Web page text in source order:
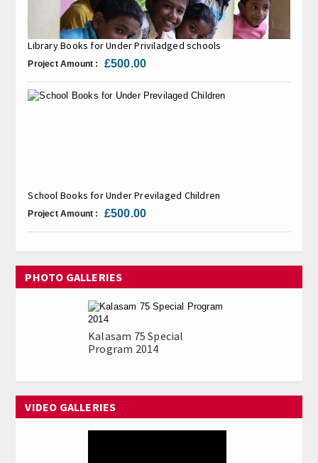
Library Books for Under Priviladged schools
Project Amount : £500.00
School Books for Under Previlaged Children
Project Amount : £500.00
PHOTO GALLERIES
Kalasam 75 Special
Program 2014
VIDEO GALLERIES